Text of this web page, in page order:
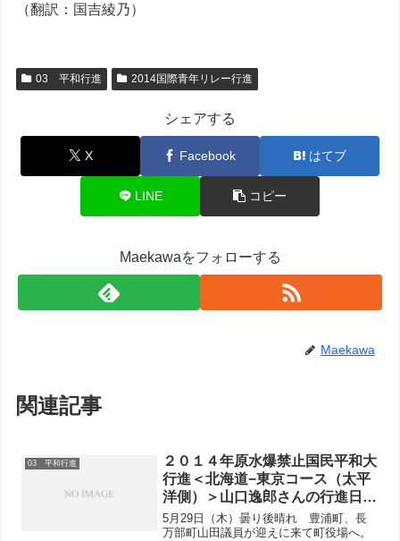
（翻訳：国吉綾乃）
03 平和行進 2014国際青年リレー行進
シェアする
X Facebook はてブ
LINE コピー
Maekawaをフォローする
Maekawa
関連記事
03 平和行進
２０１４年原水爆禁止国民平和大
行進＜北海道−東京コース（太平
洋側）＞山口逸郎さんの行進日記
（５月２９日〜６月１７日）
5月29日（木）曇り後晴れ 豊浦町、長
万部町山田議員が迎えに来て町役場へ。